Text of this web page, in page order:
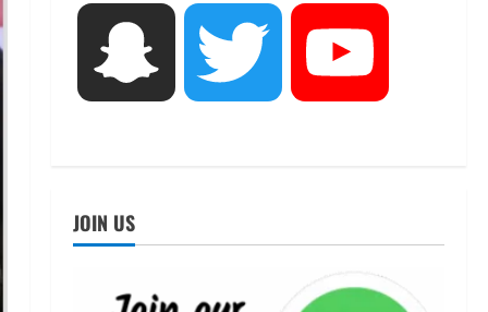
Snapchat Twitter
JOIN US
UTTARAKHAND NEWS
मिस उत्तराखंड 2026 के सब-कॉन्टेस्ट
‘मिस ब्यूटीफुल आइज़’ एवं ‘मिस
ब्यूटीफुल हेयर’ का आयोजन
अवसर
STATES NEWS